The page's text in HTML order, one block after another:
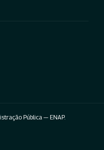
Pública — ENAP.